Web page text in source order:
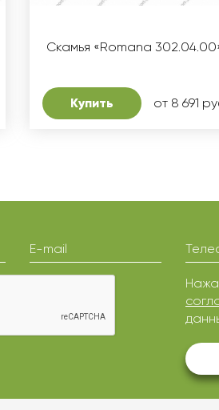
Скамья «Romana
Купить от 8 691
E-mail